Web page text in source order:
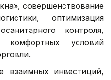
совершенствование
оптимизация
контроля,
условий
взаимных инвестиций,